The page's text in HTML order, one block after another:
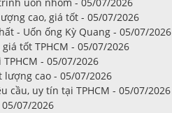
cao, giá tốt - 05/07/2026
- Uốn ống Kỳ Quang - 05/07/2026
tốt TPHCM - 05/07/2026
- 05/07/2026
cao - 05/07/2026
cầu, uy tín tại TPHCM - 05/07/2026
07/2026